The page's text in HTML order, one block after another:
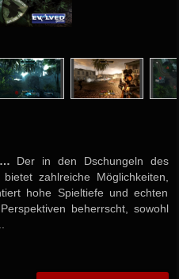
Der in den Dschungeln des
zahlreiche Möglichkeiten,
hohe Spieltiefe und echten
beherrscht, sowohl